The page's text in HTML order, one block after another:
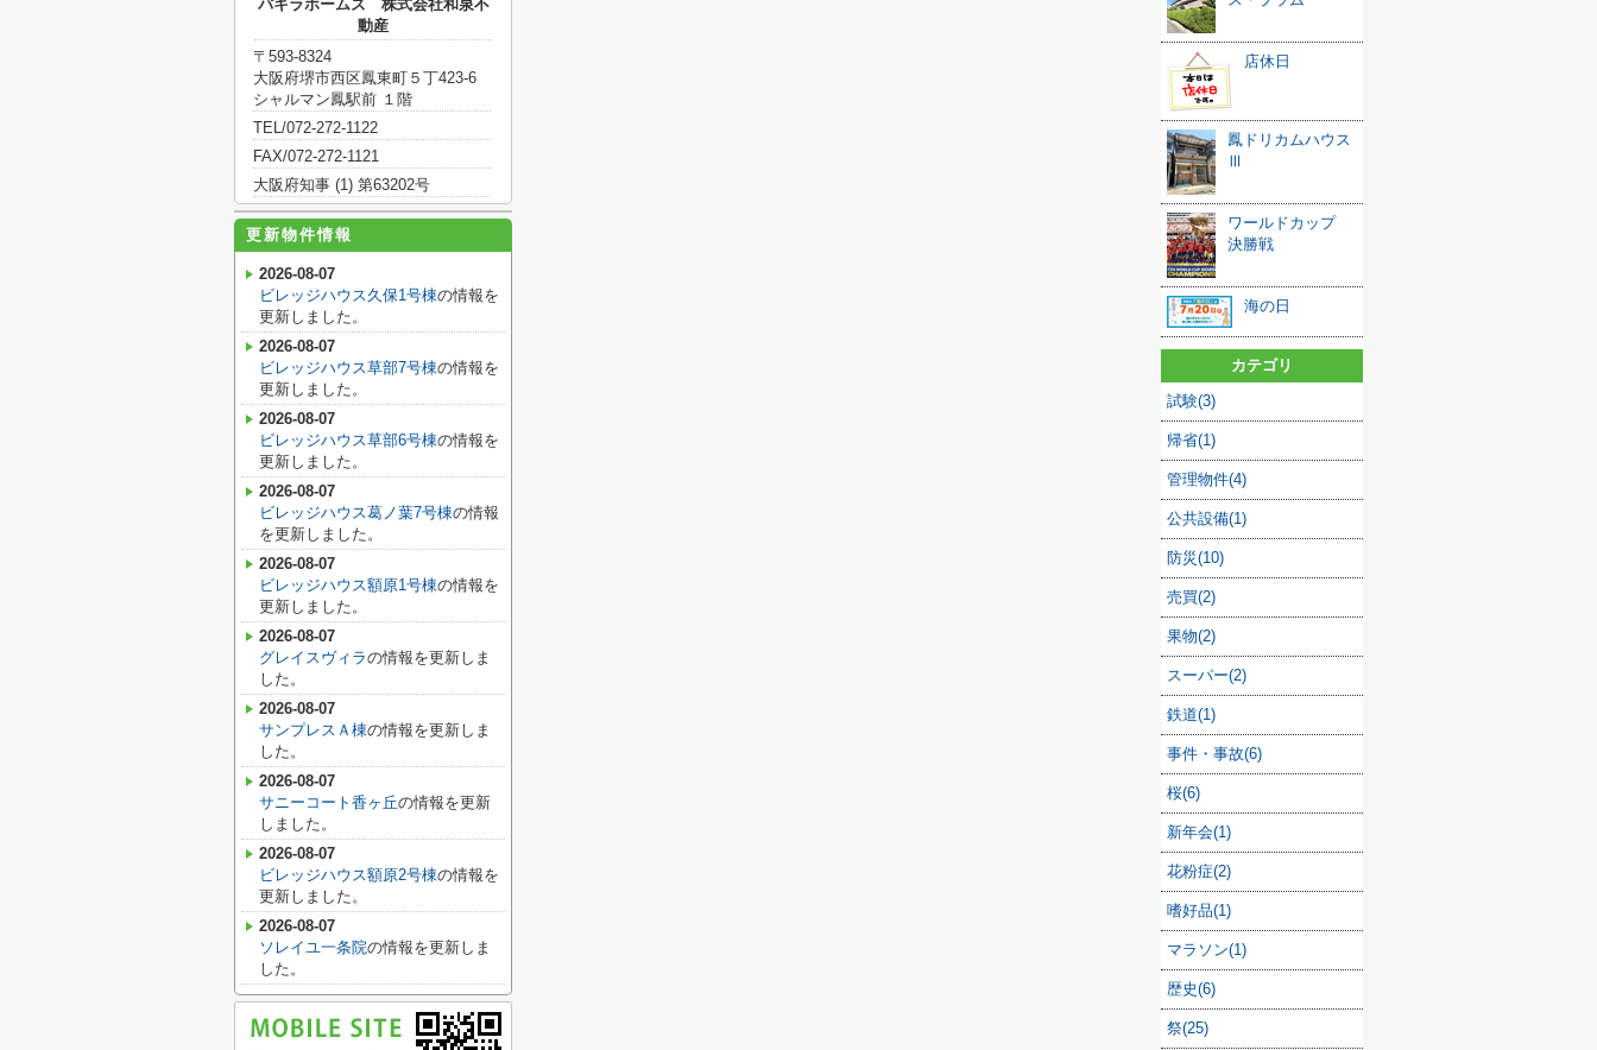
店休日
鳳ドリカムハウス
Ⅲ
ワールドカップ
決勝戦
海の日
カテゴリ
試験(3)
帰省(1)
管理物件(4)
公共設備(1)
防災(10)
売買(2)
果物(2)
スーパー(2)
鉄道(1)
事件・事故(6)
桜(6)
新年会(1)
花粉症(2)
嗜好品(1)
マラソン(1)
歴史(6)
祭(25)
パキラホームズ 株式会社和泉不
動産
〒593-8324
大阪府堺市西区鳳東町５丁423-6
シャルマン鳳駅前 １階
TEL/072-272-1122
FAX/072-272-1121
大阪府知事 (1) 第63202号
更新物件情報
2026-08-07
ビレッジハウス久保1号棟の情報を
更新しました。
2026-08-07
ビレッジハウス草部7号棟の情報を
更新しました。
2026-08-07
ビレッジハウス草部6号棟の情報を
更新しました。
2026-08-07
ビレッジハウス葛ノ葉7号棟の情報
を更新しました。
2026-08-07
ビレッジハウス額原1号棟の情報を
更新しました。
2026-08-07
グレイスヴィラの情報を更新しま
した。
2026-08-07
サンプレスＡ棟の情報を更新しま
した。
2026-08-07
サニーコート香ヶ丘の情報を更新
しました。
2026-08-07
ビレッジハウス額原2号棟の情報を
更新しました。
2026-08-07
ソレイユ一条院の情報を更新しま
した。